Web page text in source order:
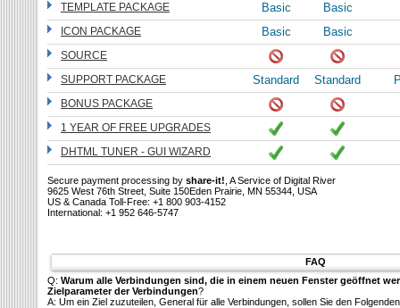
TEMPLATE PACKAGE
Basic Basic
ICON PACKAGE Basic Basic
SOURCE
SUPPORT PACKAGE
Standard Standard
BONUS PACKAGE
1 YEAR OF FREE UPGRADES
DHTML TUNER - GUI WIZARD
Secure payment processing by share-it! , A Service of Digital River
9625 West 76th Street, Suite 150Eden Prairie, MN 55344, USA
US & Canada Toll-Free: +1 800 903-4152
International: +1 952 646-5747
FAQ
Q: Warum alle Verbindungen sind, die in einem neuen Fenster geöffnet
Zielparameter der Verbindungen?
A: Um ein Ziel zuzuteilen, General für alle Verbindungen, sollen Sie den